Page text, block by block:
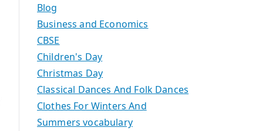
Blog
Business and Economics
CBSE
Children's Day
Christmas Day
Classical Dances And Folk Dances
Clothes For Winters And
Summers vocabulary